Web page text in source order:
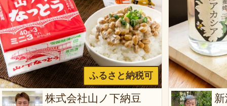
ふるさと納税可
株式会社山ノ下納豆